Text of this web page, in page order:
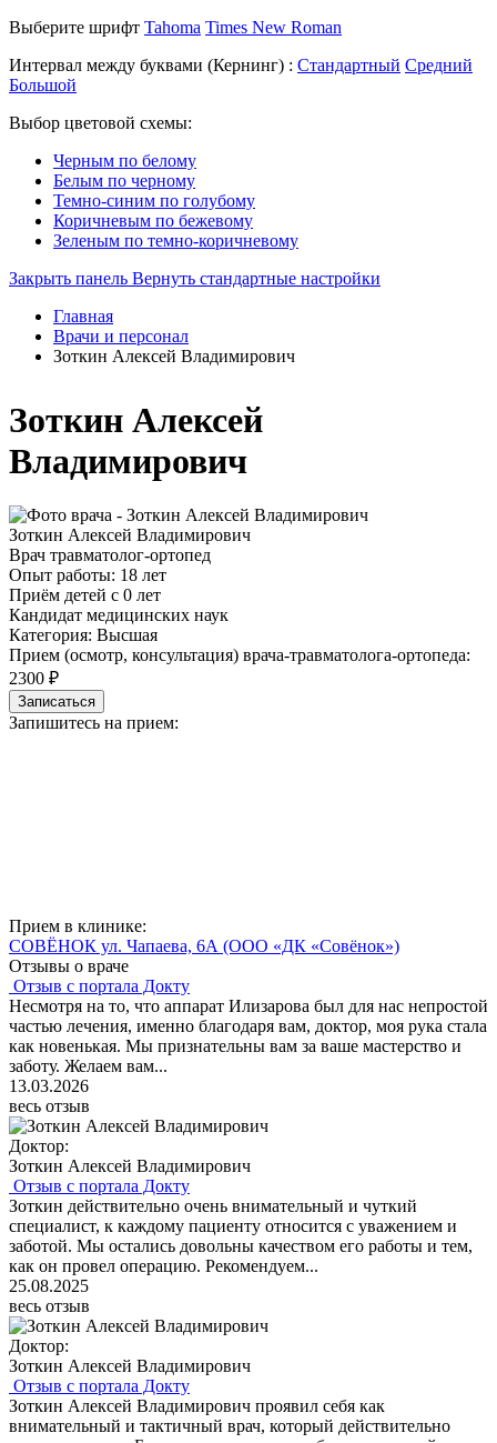
Выберите шрифт Tahoma Times New Roman
Интервал между буквами (Кернинг) : Стандартный Средний
Большой
Выбор цветовой схемы:
Черным по белому
Белым по черному
Темно-синим по голубому
Коричневым по бежевому
Зеленым по темно-коричневому
Закрыть панель Вернуть стандартные настройки
Главная
Врачи и персонал
Зоткин Алексей Владимирович
Зоткин Алексей
Владимирович
Зоткин Алексей Владимирович
Врач травматолог-ортопед
Опыт работы: 18 лет
Приём детей с 0 лет
Кандидат медицинских наук
Категория: Высшая
Прием (осмотр, консультация) врача-травматолога-ортопеда:
2300 ₽
Записаться
Запишитесь на прием:
Прием в клинике:
СОВЁНОК ул. Чапаева, 6А (ООО «ДК «Совёнок»)
Отзывы о враче
Отзыв с портала Докту
Несмотря на то, что аппарат Илизарова был для нас непростой
частью лечения, именно благодаря вам, доктор, моя рука стала
как новенькая. Мы признательны вам за ваше мастерство и
заботу. Желаем вам...
13.03.2026
весь отзыв
Доктор:
Зоткин Алексей Владимирович
Отзыв с портала Докту
Зоткин действительно очень внимательный и чуткий
специалист, к каждому пациенту относится с уважением и
заботой. Мы остались довольны качеством его работы и тем,
как он провел операцию. Рекомендуем...
25.08.2025
весь отзыв
Доктор:
Зоткин Алексей Владимирович
Отзыв с портала Докту
Зоткин Алексей Владимирович проявил себя как
внимательный и тактичный врач, который действительно